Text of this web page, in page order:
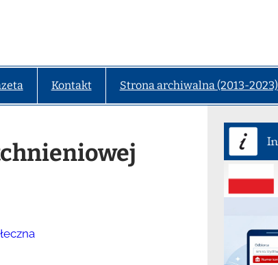
Kontakt Strona archiwalna (2013-2023)